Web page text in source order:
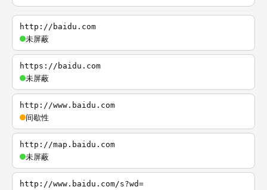
http://baidu.com
未屏蔽
https://baidu.com
未屏蔽
http://www.baidu.com
间歇性
http://map.baidu.com
未屏蔽
http://www.baidu.com/s?wd=